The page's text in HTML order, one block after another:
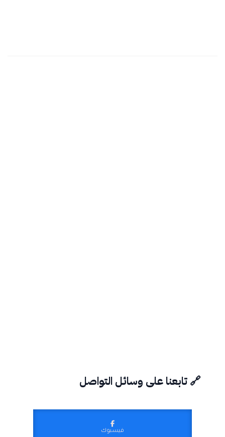
🔗 تابعنا على وسائل التواصل
فيسبوك